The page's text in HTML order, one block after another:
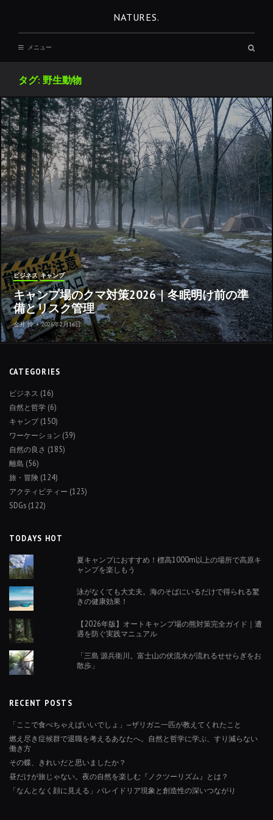
移
動
NATURES.
メニュー
ス
タグ: 野生動物
ビジネス キャンプ
キャンプ場のクマ対策2026｜冬眠明け前の準
備とリスク管理
金井 怜 • 2026年2月16日
CATEGORIES
ビジネス (16)
自然と哲学 (6)
キャンプ(150)
ワーケーション (39)
自然の良さ (185)
離島 (56)
旅・冒険 (124)
アクティビティー (123)
SDGs (122)
TODAYS HOT
夏キャンプにおすすめ！標高1000m以上の場所で高原キ
ャンプを楽しもう
泳がなくても大丈夫。海のそばにいるだけで得られる驚
きの健康効果！
【2026年版】オートキャンプ場の熊対策完全ガイド｜遭
遇を防ぐ実践マニュアル
「三島 源兵衛川。富士山の伏流水が流れるせせらぎをお
散歩」
RECENT POSTS
「ここで食べちゃえばいいでしょ」—ザリガニ一匹が教えてくれたこと
燃え尽き症候群で退職を考えるあなたへ。自然と哲学に学ぶ、すり減らない
働き方
その蝶、きれいだと思いましたか？
昼だけが旅じゃない。夜の自然を楽しむ『ノクツーリズム』とは？
「なんとなく顔に見える」パレイドリア現象と創造性の深いつながり